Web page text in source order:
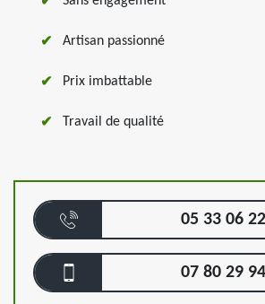
Artisan passionné
Prix imbattable
Travail de qualité
05 33 06
07 80 29